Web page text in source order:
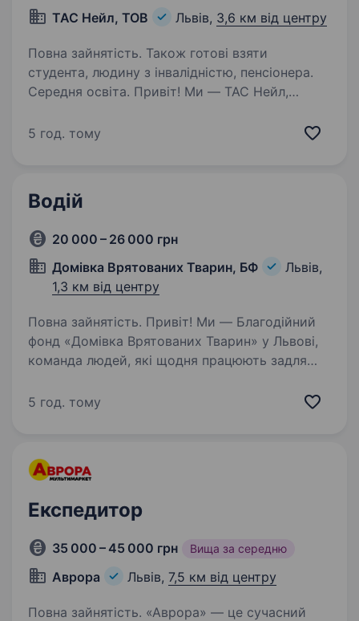
ТАС Нейл, ТОВ Львів, 3,6 км від центру
Повна зайнятість. Також готові взяти
студента, людину з інвалідністю, пенсіонера.
Середня освіта. Привіт! Ми — ТАС Нейл,
та оптовою і роздрібною торгівлею засобами
5 год. тому
Водій
20 000 – 26 000 грн
Домівка Врятованих Тварин, БФ
Львів,
1,3 км від центру
Повна зайнятість. Привіт! Ми — Благодійний
фонд «Домівка Врятованих Тварин» у Львові,
команда людей, які щодня працюють задля
що потребують допомоги. Якщо ти хочеш
5 год. тому
Експедитор
35 000 – 45 000 грн Вища за середню
Аврора Львів, 7,5 км від центру
Повна зайнятість. «Аврора» — це сучасний